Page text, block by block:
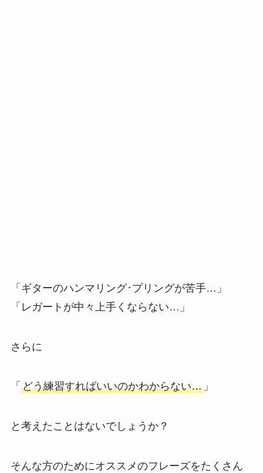
「ギターのハンマリング･プリングが苦手…」
「レガートが中々上手くならない…」
さらに
「 どう練習すればいいのかわからない…」
と考えたことはないでしょうか？
そんな方のためにオススメのフレーズをたくさん